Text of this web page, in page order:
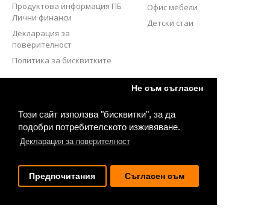
Този сайт използва "бисквитки", за да
подобри потребителското изживяване.
Декларация за поверителност
Не съм съгласен
Предпочитания Съгласен съм
Продуктова информация ПБ
Лични финанси
Декларация за
поверителност
Политика за бисквитките
Офис мебели
Детски стаи